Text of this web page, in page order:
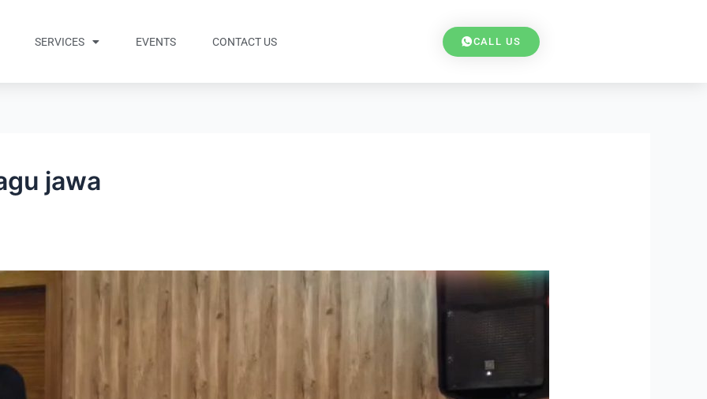
SERVICES EVENTS CONTACT US CALL US
jawa